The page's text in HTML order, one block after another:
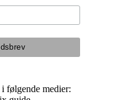
følgende medier: